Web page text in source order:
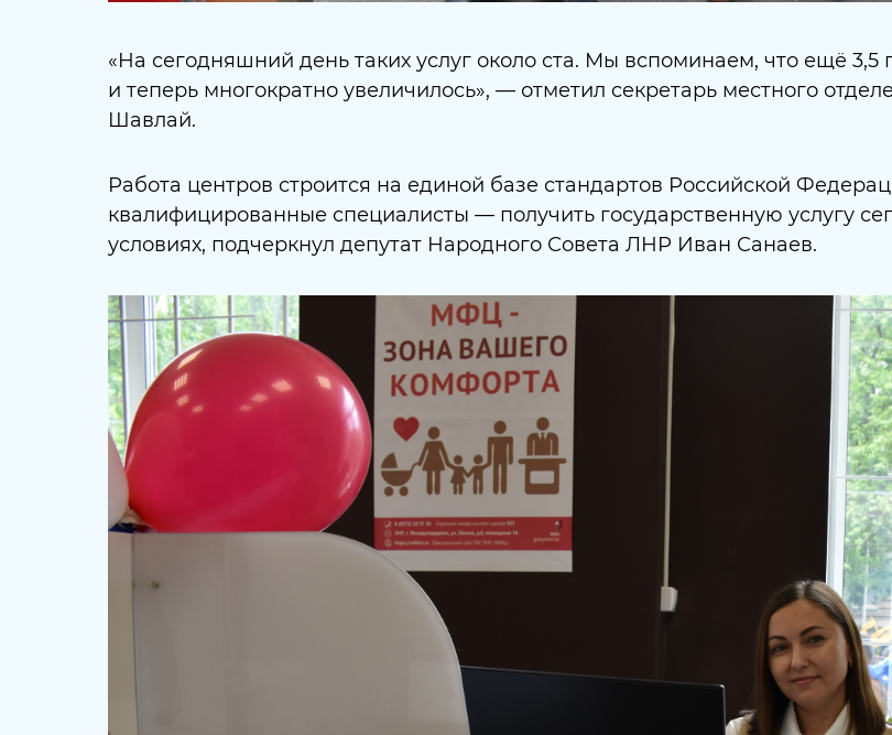
«На сегодняшний день таких услуг около ста. Мы вспоминаем, что ещё
и теперь многократно увеличилось», — отметил секретарь местного
Шавлай.
Работа центров строится на единой базе стандартов Российской
квалифицированные специалисты — получить государственную услугу
условиях, подчеркнул депутат Народного Совета ЛНР Иван Санаев.